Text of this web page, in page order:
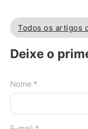
Todos os artigos
Deixe o
Nome *